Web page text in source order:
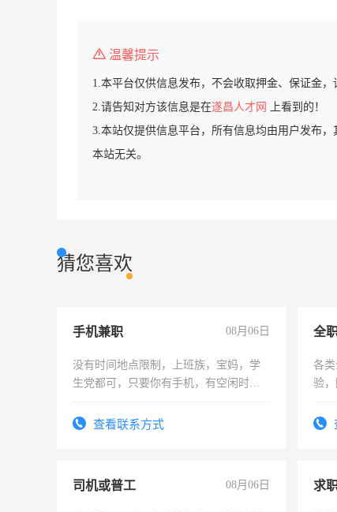
温馨提示
1.本平台仅供信息发布，不会收取押金、保证金，
2.请告知对方该信息是在遂昌人才网
上看到的！
3.本站仅提供信息平台，所有信息均由用户发布
本站无关。
猜您喜欢
手机兼职 08月06日
没有时间地点限制，上班族，宝妈，学
生党都可，只要你有手机，有空闲时
勤快的四五十，每天挣零花钱没问题！
查看联系方式
全
各
验
有高
司机或普工 08月06日 求